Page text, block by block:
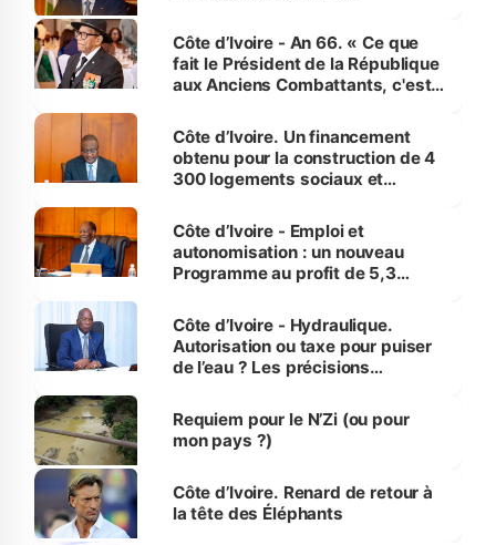
Côte d’Ivoire - An 66. « Ce que
fait le Président de la République
aux Anciens Combattants, c'est
Côte d’Ivoire. Un financement
obtenu pour la construction de 4
300 logements sociaux et
et Yamoussoukro
Côte d’Ivoire - Emploi et
autonomisation : un nouveau
Programme au profit de 5,3
Côte d’Ivoire - Hydraulique.
Autorisation ou taxe pour puiser
de l’eau ? Les précisions
Requiem pour le N’Zi (ou pour
mon pays ?)
Côte d’Ivoire. Renard de retour à
la tête des Éléphants